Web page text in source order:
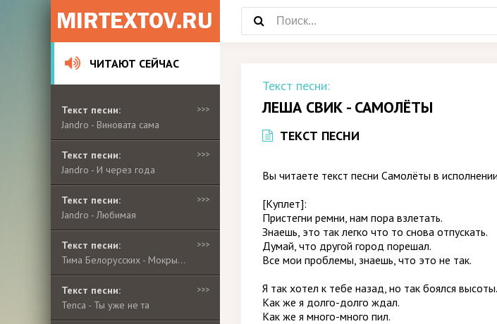
ЧИТАЮТ СЕЙЧАС
Текст песни:
Jandro - Виновата сама
>>>
Текст песни:
Jandro - И через года
>>>
Текст песни:
Jandro - Любимая
>>>
Текст песни:
Тима Белорусских - Мокрые кроссы
>>>
Текст песни:
Tenca - Ты уже не та
>>>
Текст песни:
ЛЕША СВИК - САМОЛЁТЫ
ТЕКСТ ПЕСНИ
Вы читаете текст песни Самолёты в
[Куплет]:
Пристегни ремни, нам пора взлетать.
Знаешь, это так легко что то снова отпускать.
Думай, что другой город порешал.
Все мои проблемы, знаешь, что это не так.
Я так хотел к тебе назад, но так боялся высоты.
Как же я долго-долго ждал.
Как же я много-много пил.